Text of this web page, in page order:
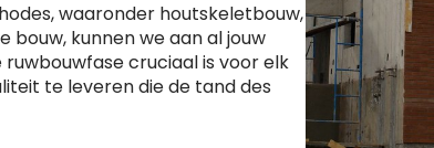
waaronder houtskeletbouw,
bouw, kunnen we aan al jouw
cruciaal is voor elk
te leveren die de tand des